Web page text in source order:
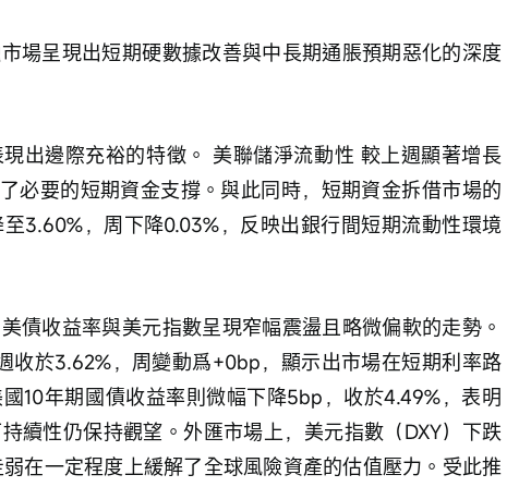
場呈現出短期硬數據改善與中長期通脹預期惡化的深度
出邊際充裕的特徵。 美聯儲淨流動性 較上週顯著增長
必要的短期資金支撐。與此同時，短期資金拆借市場的
3.60%，周下降0.03%，反映出銀行間短期流動性環境
債收益率與美元指數呈現窄幅震盪且略微偏軟的走勢。
收於3.62%，周變動爲+0bp，顯示出市場在短期利率路
10年期國債收益率則微幅下降5bp，收於4.49%，表明
續性仍保持觀望。外匯市場上，美元指數（DXY）下跌
在一定程度上緩解了全球風險資產的估值壓力。受此推